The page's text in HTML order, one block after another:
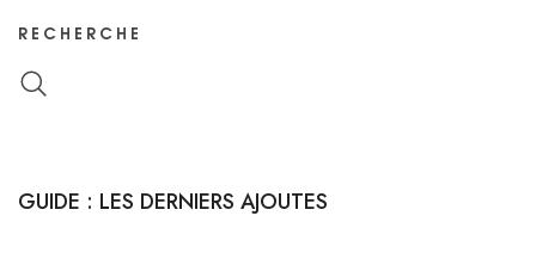
RECHERCHE
GUIDE : LES DERNIERS AJOUTES